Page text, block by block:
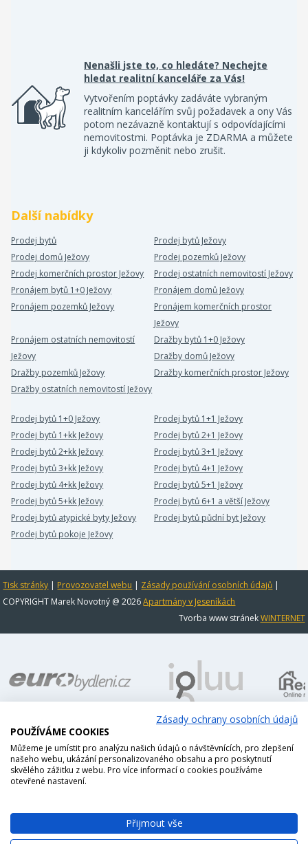
Nenašli jste to, co hledáte? Nechejte
hledat realitní kanceláře za Vás!
Vytvořením poptávky zadáváte vybraným
realitním kancelářím svůj požadavek a ony Vás
potom nezávazně kontaktují s odpovídajícími
nemovitostmi. Poptávka je ZDARMA a můžete
ji kdykoliv pozměnit nebo zrušit.
Další nabídky
Prodej bytů
Prodej bytů Ježovy
Prodej domů Ježovy
Prodej pozemků Ježovy
Prodej komerčních prostor Ježovy
Prodej ostatních nemovitostí Ježovy
Pronájem bytů 1+0 Ježovy
Pronájem domů Ježovy
Pronájem pozemků Ježovy
Pronájem komerčních prostor
Ježovy
Pronájem ostatních nemovitostí
Ježovy
Dražby bytů 1+0 Ježovy
Dražby domů Ježovy
Dražby pozemků Ježovy
Dražby komerčních prostor Ježovy
Dražby ostatních nemovitostí Ježovy
Prodej bytů 1+0 Ježovy
Prodej bytů 1+1 Ježovy
Prodej bytů 1+kk Ježovy
Prodej bytů 2+1 Ježovy
Prodej bytů 2+kk Ježovy
Prodej bytů 3+1 Ježovy
Prodej bytů 3+kk Ježovy
Prodej bytů 4+1 Ježovy
Prodej bytů 4+kk Ježovy
Prodej bytů 5+1 Ježovy
Prodej bytů 5+kk Ježovy
Prodej bytů 6+1 a větší Ježovy
Prodej bytů atypické byty Ježovy
Prodej bytů půdní byt Ježovy
Prodej bytů pokoje Ježovy
Tisk stránky | Provozovatel webu | Zásady používání osobních údajů |
COPYRIGHT Marek Novotný @ 2026Apartmány v Jeseníkách
Tvorba www stránekWINTERNET
Zásady ochrany osobních údajů
POUŽÍVÁME COOKIES
Můžeme je umístit pro analýzu našich údajů o návštěvnících, pro zlepšení
našeho webu, ukázání personalizovaného obsahu a pro poskytnutí
skvělého zážitku z webu. Pro více informací o cookies používáme
otevřené nastavení.
Přijmout vše